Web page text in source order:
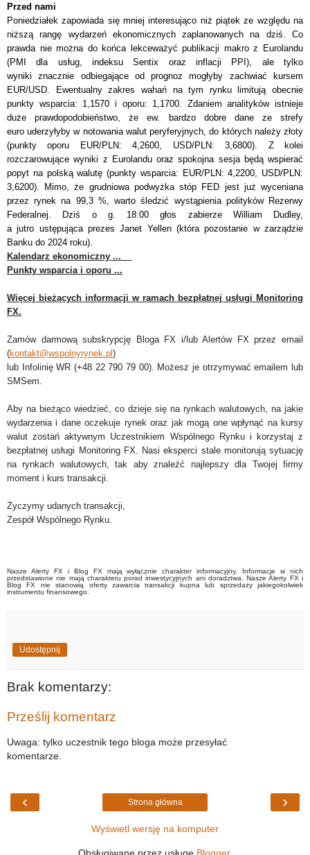
Przed nami
Poniedziałek zapowiada się mniej interesująco niż piątek ze względu na
niższą rangę wydarzeń ekonomicznychzaplanowanych na dziś . Co
prawda nie można do końca lekceważyć publikacji makro z Eurolandu
(PMI dla usług, indeksu Sentix oraz inflacji PPI), ale tylko
wyniki znacznie odbiegające od prognoz mogłyby zachwiać kursem
EUR/USD. Ewentualny zakres wahań na tym rynku limitują obecnie
punkty wsparcia: 1,1570 i oporu: 1,1700. Zdaniem analityków istnieje
duże prawdopodobieństwo, że ew. bardzo dobre dane ze strefy
euro uderzyłyby w notowania walut peryferyjnych, do których należy złoty
(punkty oporu EUR/PLN: 4,2600, USD/PLN: 3,6800). Z kolei
rozczarowujące wyniki z Eurolandu oraz spokojna sesja będą wspierać
popyt na polską walutę (punkty wsparcia: EUR/PLN: 4,2200, USD/PLN:
3,6200). Mimo, że grudniowa podwyżka stóp FED jest już wyceniana
przez rynek na 99,3 %, warto śledzić wystąpienia polityków Rezerwy
Federalnej. Dziś o g. 18:00 głos zabierze William Dudley,
a jutro ustępująca prezes Janet Yellen (która pozostanie w zarządzie
Banku do 2024 roku).
Kalendarz ekonomiczny ...
Punkty wsparcia i oporu ...
Więcej bieżących informacji w ramach bezpłatnej usługi Monitoring
FX.
Zamów darmową subskrypcję Bloga FX i/lub Alertów FX przez email
(kontakt@wspolnyrynek.pl)
lub Infolinię WR (+48 22 790 79 00). Możesz je otrzymywać emailem lub
SMSem.
Aby na bieżąco wiedzieć, co dzieje się na rynkach walutowych, na jakie
wydarzenia i dane oczekuje rynek oraz jak mogą one wpłynąć na kursy
walut zostań aktywnym Uczestnikiem Wspólnego Rynku i korzystaj z
bezpłatnej usługi Monitoring FX. Nasi eksperci stale monitorują sytuację
na rynkach walutowych, tak aby znaleźć najlepszy dla Twojej firmy
moment i kurs transakcji.
Życzymy udanych transakcji,
Zespół Wspólnego Rynku.
Nasze Alerty FX i Blog FX mają wyłącznie charakter informacyjny. Informacje w nich
przedstawione nie mają charakteru porad inwestycyjnych ani doradztwa. Nasze Alerty FX i
Blog FX nie stanowią oferty zawarcia transakcji kupna lub sprzedaży jakiegokolwiek
instrumentu finansowego.
Udostępnij
Brak komentarzy:
Prześlij komentarz
Uwaga: tylko uczestnik tego bloga może przesyłać
komentarze.
‹ ›
Strona główna
Wyświetl wersję na komputer